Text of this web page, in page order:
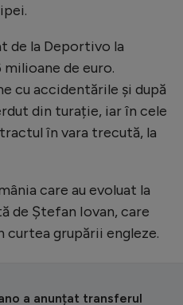
de la Deportivo la
de euro.
cu accidentările și după
din turație, iar în cele
în vara trecută, la
care au evoluat la
de Ștefan Iovan, care
curtea grupării engleze.
a anunțat transferul